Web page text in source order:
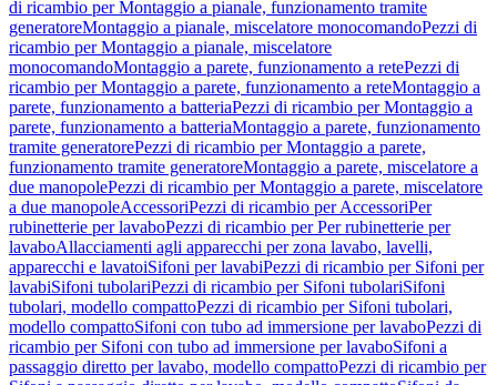
di ricambio per Montaggio a pianale, funzionamento tramite
generatoreMontaggio a pianale, miscelatore monocomandoPezzi di
ricambio per Montaggio a pianale, miscelatore
monocomandoMontaggio a parete, funzionamento a retePezzi di
ricambio per Montaggio a parete, funzionamento a reteMontaggio a
parete, funzionamento a batteriaPezzi di ricambio per Montaggio a
parete, funzionamento a batteriaMontaggio a parete, funzionamento
tramite generatorePezzi di ricambio per Montaggio a parete,
funzionamento tramite generatoreMontaggio a parete, miscelatore a
due manopolePezzi di ricambio per Montaggio a parete, miscelatore
a due manopoleAccessoriPezzi di ricambio per AccessoriPer
rubinetterie per lavaboPezzi di ricambio per Per rubinetterie per
lavaboAllacciamenti agli apparecchi per zona lavabo, lavelli,
apparecchi e lavatoiSifoni per lavabiPezzi di ricambio per Sifoni per
lavabiSifoni tubolariPezzi di ricambio per Sifoni tubolariSifoni
tubolari, modello compattoPezzi di ricambio per Sifoni tubolari,
modello compattoSifoni con tubo ad immersione per lavaboPezzi di
ricambio per Sifoni con tubo ad immersione per lavaboSifoni a
passaggio diretto per lavabo, modello compattoPezzi di ricambio per